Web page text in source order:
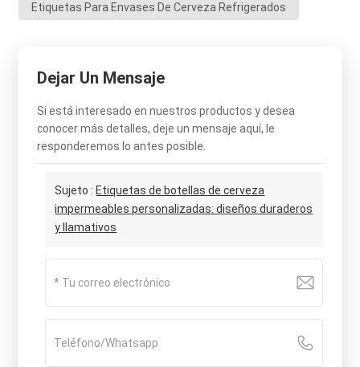
Etiquetas Para Envases De Cerveza Refrigerados
Dejar Un Mensaje
Si está interesado en nuestros productos y desea
conocer más detalles, deje un mensaje aquí, le
responderemos lo antes posible.
Sujeto : Etiquetas de botellas de cerveza
impermeables personalizadas: diseños duraderos
y llamativos